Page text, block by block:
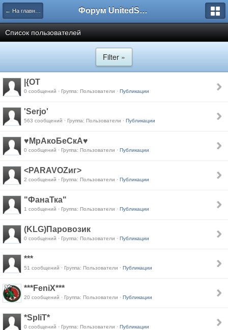
← На главную Форум UnitedSouth
Список пользователей
Filter »
|{OT
0 сообщений · Группа: Пользователи · Публикации
'Serjo'
563 сообщений · Группа: Пользователи · Публикации
♥МрАкоБеСкА♥
0 сообщений · Группа: Пользователи · Публикации
<PARAVOZиг>
2 сообщений · Группа: Пользователи · Публикации
"ФанаТка"
1 сообщений · Группа: Пользователи · Публикации
(KLG)Паровозик
0 сообщений · Группа: Пользователи · Публикации
***
51 сообщений · Группа: Пользователи · Публикации
***FeniX***
20 сообщений · Группа: Пользователи · Публикации
*SpliT*
0 сообщений · Группа: Пользователи · Публикации